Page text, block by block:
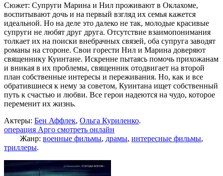
Сюжет: Супруги Марина и Нил проживают в Оклахоме,
воспитывают дочь и на первый взгляд их семья кажется
идеальной. Но на деле это далеко не так, молодые красивые
супруги не любят друг друга. Отсутствие взаимопонимания
толкает их на поиски внебрачных связей, оба супруга заводят
романы на стороне. Свои горести Нил и Марина доверяют
священнику Куинтане. Искренне пытаясь помочь прихожанам
и вникая в их проблемы, священник отодвигает на второй
план собственные интересы и переживания. Но, как и все
обратившиеся к нему за советом, Куинтана ищет собственный
путь к счастью и любви. Все герои надеются на чудо, которое
переменит их жизнь.
Актеры: Бен Аффлек, Ольга Куриленко.
операция Арго смотреть онлайн
Жанр: военные фильмы, драмы, интересные фильмы,
триллеры.